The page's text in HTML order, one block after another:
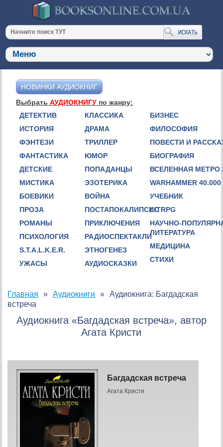
НОВИНКИ АУДИОКНИГ
ВыбратьАУДИОКНИГУ по жанру:
ДЕТЕКТИВ
ИСТОРИЯ
ФЭНТЕЗИ
ФАНТАСТИКА
ДЕТСКИЕ
МИСТИКА
БОЕВИКИ
ПРОЗА
РОМАНЫ
ПСИХОЛОГИЯ
S.T.A.L.K.E.R.
УЖАСЫ
КЛАССИКА
ДРАМА
ТРИЛЛЕР
ЮМОР
ПОПАДАНЦЫ
ЭЗОТЕРИКА
ВОЙНА
ПОСТАПОКАЛИПСИС
ПРИКЛЮЧЕНИЯ
РАДИОСПЕКТАКЛИ
ЭТНОГЕНЕЗ
АУДИОСКАЗКИ
БИЗНЕС
ФИЛОСОФИЯ
ПОВЕСТИ И
БИОГРАФИЯ
ВСЕЛЕННАЯ МЕТРО
WARHAMMER 40.000
УЧЕБНИК
LITRPG
НАУЧНО-
ЛИТЕРАТУРА
МЕДИЦИНА
СТИХИ
Главная Аудиокниги
Аудиокнига: Багдадская
встреча
Аудиокнига «Багдадская встреча», автор
Агата Кристи
Багдадская встреча
Агата Кристи